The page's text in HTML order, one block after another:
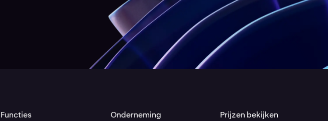
Functies Onderneming Prijzen bekijken